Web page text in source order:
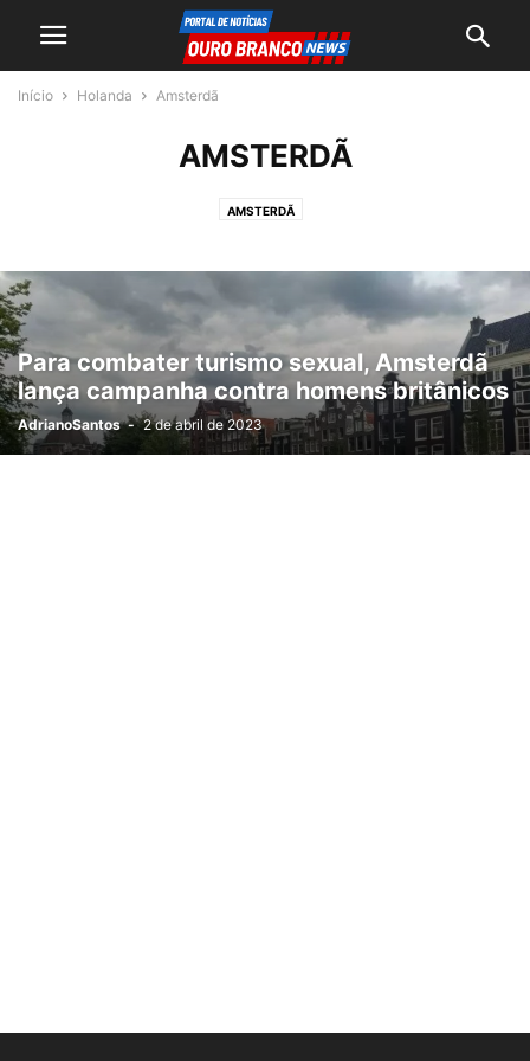
Início Holanda Amsterdã
AMSTERDÃ
AMSTERDÃ
Para combater turismo sexual, Amsterdã
lança campanha contra homens britânicos
AdrianoSantos - 2 de abril de 2023